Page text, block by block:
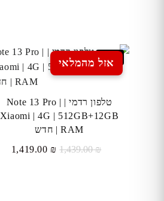
אזל מהמלאי
טלפון רדמי | Note 13 Pro |
Xiaomi | 4G | 512GB+12GB
RAM | חדש
₪
1,439.00
המחיר
₪